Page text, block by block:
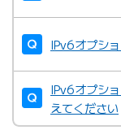
IPv6オプシ
IPv6オプシ
えてください